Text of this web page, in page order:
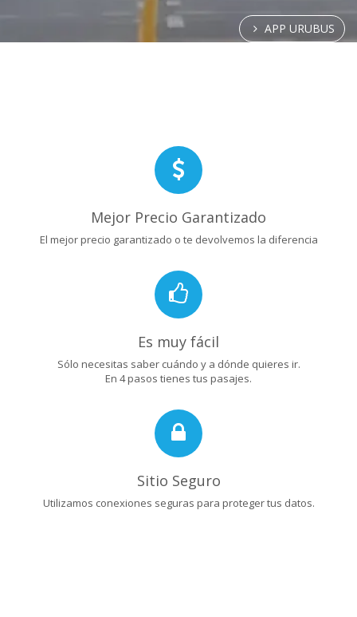
APP URUBUS
Mejor Precio Garantizado
El mejor precio garantizado o te devolvemos la diferencia
Es muy fácil
Sólo necesitas saber cuándo y a dónde quieres ir.
En 4 pasos tienes tus pasajes.
Sitio Seguro
Utilizamos conexiones seguras para proteger tus datos.